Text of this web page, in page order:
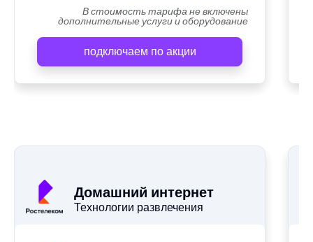
В стоимость тарифа не включены
дополнительные услуги и оборудование
подключаем по акции
Домашний интернет
Технологии развлечения